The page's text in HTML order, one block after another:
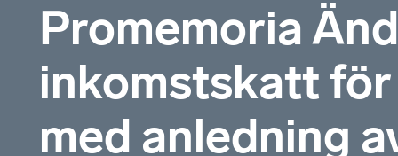
Promemoria
inkomstskatt
med anledning